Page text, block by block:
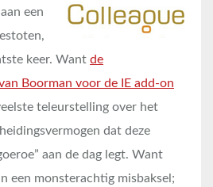
een
keer. Want de
Boorman voor de IE add-on
teleurstelling over het
dat deze
aan de dag legt. Want
een monsterachtig misbaksel;